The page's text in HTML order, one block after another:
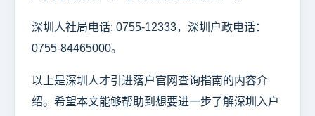
深圳人社局电话: 0755-12333，深圳户政电话：
0755-84465000。
以上是深圳人才引进落户官网查询指南的内容介
绍。希望本文能够帮助到想要进一步了解深圳入户